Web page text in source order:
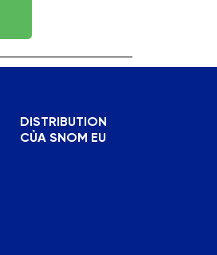
DISTRIBUTION
CỦA SNOM EU